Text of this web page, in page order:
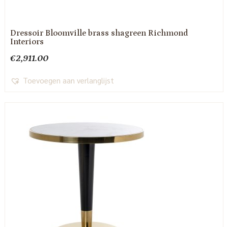
Dressoir Bloomville brass shagreen Richmond
Interiors
€2,911.00
Toevoegen aan verlanglijst